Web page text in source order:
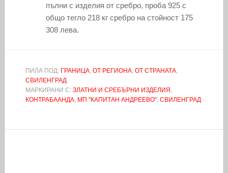
пълни с изделия от сребро, проба 925 с
общо тегло 218 кг сребро на стойност 175
308 лева.
ПИЛА ПОД: ГРАНИЦА, ОТ РЕГИОНА, ОТ СТРАНАТА,
СВИЛЕНГРАД
МАРКИРАНИ С: ЗЛАТНИ И СРЕБЪРНИ ИЗДЕЛИЯ ,
КОНТРАБААНДА, МП "КАПИТАН АНДРЕЕВО", СВИЛЕНГРАД